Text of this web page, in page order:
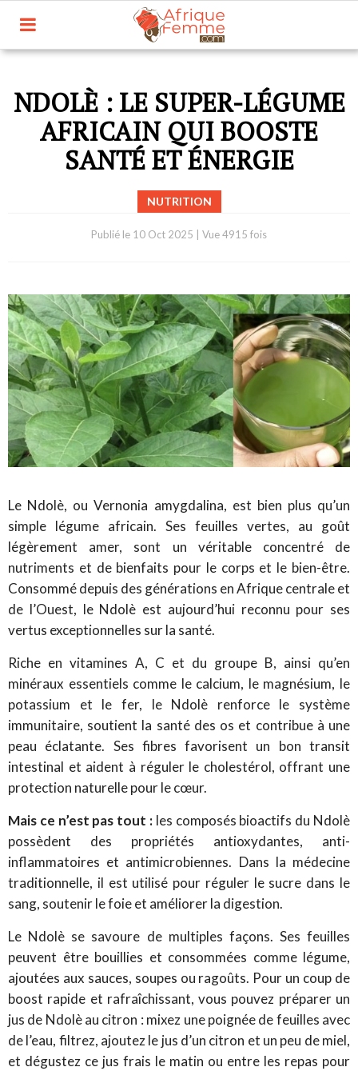
NDOLÈ : LE SUPER-LÉGUME
AFRICAIN QUI BOOSTE
SANTÉ ET ÉNERGIE
NUTRITION
Publié le 10 Oct 2025 Vue 4915 fois
Le Ndolè, ou Vernonia amygdalina, est bien plus qu’un
simple légume africain. Ses feuilles vertes, au goût
légèrement amer, sont un véritable concentré de
nutriments et de bienfaits pour le corps et le bien-être.
Consommé depuis des générations en Afrique centrale et
de l’Ouest, le Ndolè est aujourd’hui reconnu pour ses
vertus exceptionnelles sur la santé.
Riche en vitamines A, C et du groupe B, ainsi qu’en
minéraux essentiels comme le calcium, le magnésium, le
potassium et le fer, le Ndolè renforce le système
immunitaire, soutient la santé des os et contribue à une
peau éclatante. Ses fibres favorisent un bon transit
intestinal et aident à réguler le cholestérol, offrant une
protection naturelle pour le cœur.
Mais ce n’est pas tout : les composés bioactifs du Ndolè
possèdent des propriétés antioxydantes, anti-
inflammatoires et antimicrobiennes. Dans la médecine
traditionnelle, il est utilisé pour réguler le sucre dans le
sang, soutenir le foie et améliorer la digestion.
Le Ndolè se savoure de multiples façons. Ses feuilles
peuvent être bouillies et consommées comme légume,
ajoutées aux sauces, soupes ou ragoûts. Pour un coup de
boost rapide et rafraîchissant, vous pouvez préparer un
jus de Ndolè au citron : mixez une poignée de feuilles avec
de l’eau, filtrez, ajoutez le jus d’un citron et un peu de miel,
et dégustez ce jus frais le matin ou entre les repas pour